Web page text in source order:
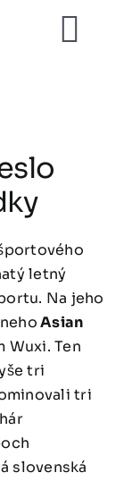
Zoznamy
Video
letný
Na jeho
Asian
Wuxi. Ten
tri
tri
slovenská